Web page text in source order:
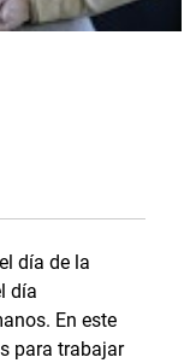
día de la
día
En este
para trabajar